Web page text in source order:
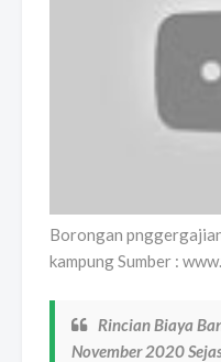
Borongan
kampung Sumber :
Rincian Biaya
November 2020